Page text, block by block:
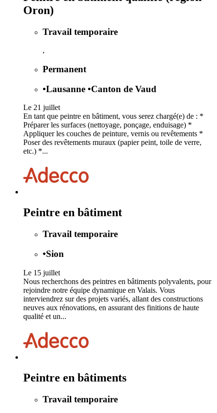
Oron)
Travail temporaire
,
Permanent
•Lausanne •Canton de Vaud
Le 21 juillet
En tant que peintre en bâtiment, vous serez chargé(e) de : *
Préparer les surfaces (nettoyage, ponçage, enduisage) *
Appliquer les couches de peinture, vernis ou revêtements *
Poser des revêtements muraux (papier peint, toile de verre,
etc.) *...
Peintre en bâtiment
Travail temporaire
•Sion
Le 15 juillet
Nous recherchons des peintres en bâtiments polyvalents, pour
rejoindre notre équipe dynamique en Valais. Vous
interviendrez sur des projets variés, allant des constructions
neuves aux rénovations, en assurant des finitions de haute
qualité et un...
Peintre en bâtiments
Travail temporaire